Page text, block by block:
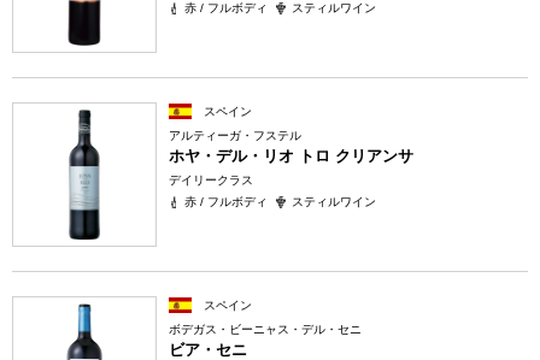
赤 / フルボディ
スティルワイン
スペイン
アルティーガ・フステル
ホヤ・デル・リオ トロ クリアンサ
デイリークラス
赤 / フルボディ
スティルワイン
スペイン
ボデガス・ビーニャス・デル・セニ
ビア・セニ